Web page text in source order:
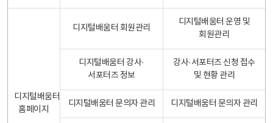
디지털배움터
홈페이지
디지털배움터 회원관리
디지털배움터 운영 및
회원관리
디지털배움터 강사·
서포터즈 정보
강사·서포터즈 신청 접수
및 현황 관리
디지털배움터 문의자 관리 디지털배움터 문의자 관리